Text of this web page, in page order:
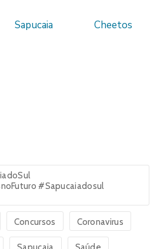
Sapucaia Cheetos
#Sapucaiadosul
Concursos Coronavirus